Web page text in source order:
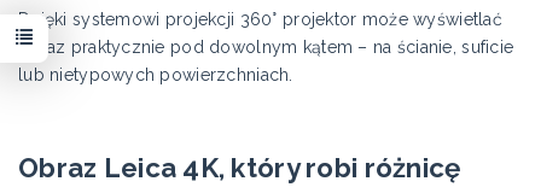
Dzięki systemowi projekcji 360° projektor może wyświetlać
obraz praktycznie pod dowolnym kątem – na ścianie, suficie
lub nietypowych powierzchniach.
Obraz Leica 4K, który robi różnicę